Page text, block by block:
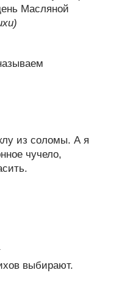
Масляной
из соломы. А я
чучело,
выбирают.